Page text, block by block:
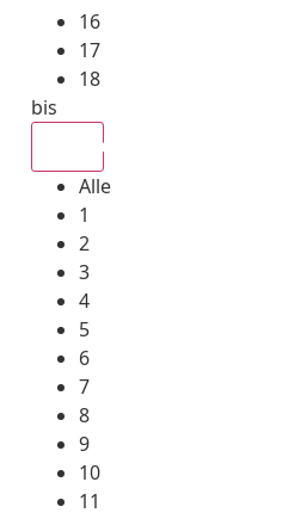
16
17
18
bis
Alle
1
2
3
4
5
6
7
8
9
10
11